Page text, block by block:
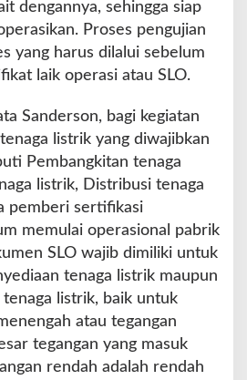
dengannya, sehingga siap
Proses pengujian
yang harus dilalui sebelum
laik operasi atau SLO.
Sanderson, bagi kegiatan
listrik yang diwajibkan
Pembangkitan tenaga
listrik, Distribusi tenaga
pemberi sertifikasi
memulai operasional pabrik
SLO wajib dimiliki untuk
tenaga listrik maupun
listrik, baik untuk
atau tegangan
tegangan yang masuk
rendah adalah rendah